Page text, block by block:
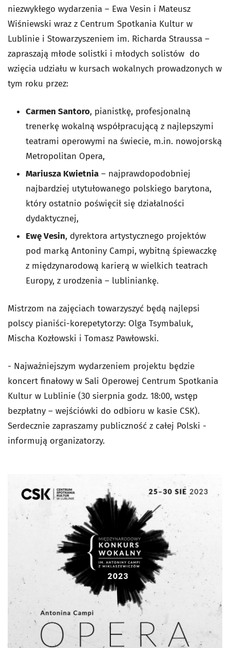
niezwykłego wydarzenia – Ewa Vesin i Mateusz
Wiśniewski wraz z Centrum Spotkania Kultur w
Lublinie i Stowarzyszeniem im. Richarda Straussa –
zapraszają młode solistki i młodych solistów do
wzięcia udziału w kursach wokalnych prowadzonych w
tym roku przez:
Carmen Santoro, pianistkę, profesjonalną
trenerkę wokalną współpracującą z najlepszymi
teatrami operowymi na świecie, m.in. nowojorską
Metropolitan Opera,
Mariusza Kwietnia – najprawdopodobniej
najbardziej utytułowanego polskiego barytona,
który ostatnio poświęcił się działalności
dydaktycznej,
Ewę Vesin, dyrektora artystycznego projektów
pod marką Antoniny Campi, wybitną śpiewaczkę
z międzynarodową karierą w wielkich teatrach
Europy, z urodzenia – lubliniankę.
Mistrzom na zajęciach towarzyszyć będą najlepsi
polscy pianiści-korepetytorzy: Olga Tsymbaluk,
Mischa Kozłowski i Tomasz Pawłowski.
- Najważniejszym wydarzeniem projektu będzie
koncert finałowy w Sali Operowej Centrum Spotkania
Kultur w Lublinie (30 sierpnia godz. 18:00, wstęp
bezpłatny – wejściówki do odbioru w kasie CSK).
Serdecznie zapraszamy publiczność z całej Polski -
informują organizatorzy.